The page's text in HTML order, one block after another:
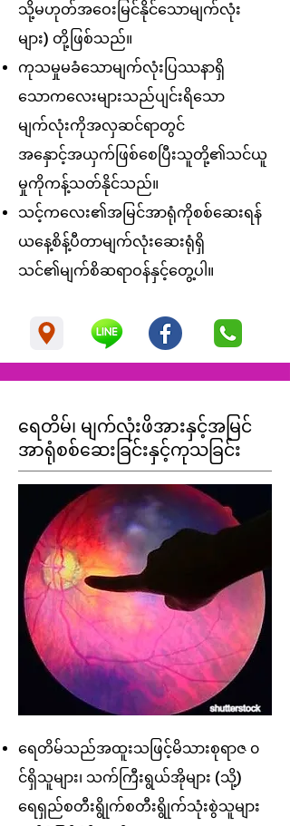
သို့မဟုတ်အဝေးမြင်နိုင်သောမျက်လုံး
များ) တို့ဖြစ်သည်။
ကုသမှုမခံသောမျက်လုံးပြဿနာရှိ
သောကလေးများသည်ပျင်းရိသော
မျက်လုံးကိုအလှဆင်ရာတွင်
အနှောင့်အယှက်ဖြစ်စေပြီးသူတို့၏သင်ယူ
မှုကိုကန့်သတ်နိုင်သည်။
သင့်ကလေး၏အမြင်အာရုံကိုစစ်ဆေးရန်
ယနေ့စိန့်ပီတာမျက်လုံးဆေးရုံရှိ
သင်၏မျက်စိဆရာဝန်နှင့်တွေ့ပါ။
ရေတိမ်၊ မျက်လုံးဖိအားနှင့်အမြင်
အာရုံစစ်ဆေးခြင်းနှင့်ကုသခြင်း
ရေတိမ်သည်အထူးသဖြင့်မိသားစုရာဇ ၀
င်ရှိသူများ၊ သက်ကြီးရွယ်အိုများ (သို့)
ရေရှည်စတီးရွိုက်စတီးရွိုက်သုံးစွဲသူများ